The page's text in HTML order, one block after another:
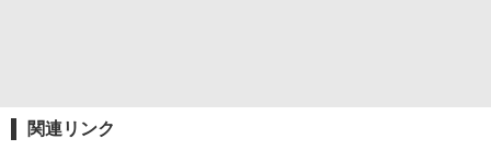
関連リンク